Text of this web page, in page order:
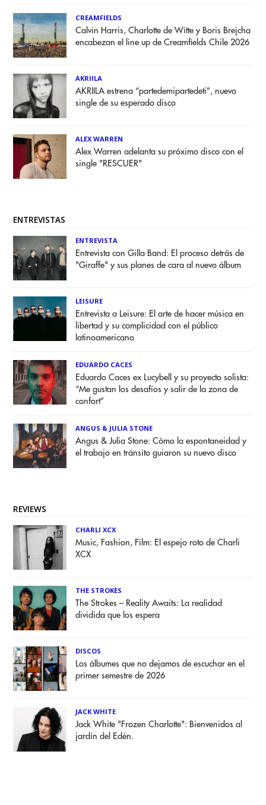
CREAMFIELDS
Calvin Harris, Charlotte de Witte y Boris Brejcha
encabezan el line up de Creamfields Chile 2026
AKRIILA
AKRIILA estrena “partedemipartedeti”, nuevo
single de su esperado disco
ALEX WARREN
Alex Warren adelanta su próximo disco con el
single "RESCUER"
ENTREVISTAS
ENTREVISTA
Entrevista con Gilla Band: El proceso detrás de
"Giraffe" y sus planes de cara al nuevo álbum
LEISURE
Entrevista a Leisure: El arte de hacer música en
libertad y su complicidad con el público
latinoamericano
EDUARDO CACES
Eduardo Caces ex Lucybell y su proyecto solista:
“Me gustan los desafíos y salir de la zona de
confort”
ANGUS & JULIA STONE
Angus & Julia Stone: Cómo la espontaneidad y
el trabajo en tránsito guiaron su nuevo disco
REVIEWS
CHARLI XCX
Music, Fashion, Film: El espejo roto de Charli
XCX
THE STROKES
The Strokes – Reality Awaits: La realidad
dividida que los espera
DISCOS
Los álbumes que no dejamos de escuchar en el
primer semestre de 2026
JACK WHITE
Jack White "Frozen Charlotte": Bienvenidos al
jardín del Edén.